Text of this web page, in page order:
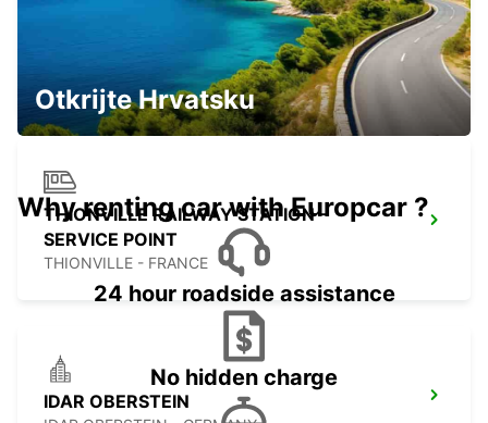
THIONVILLE YUTZ
YUTZ - FRANCE
THIONVILLE RAILWAY STATION -
SERVICE POINT
THIONVILLE - FRANCE
IDAR OBERSTEIN
Otkrijte Hrvatsku
Why renting car with Europcar ?
24 hour roadside assistance
No hidden charge